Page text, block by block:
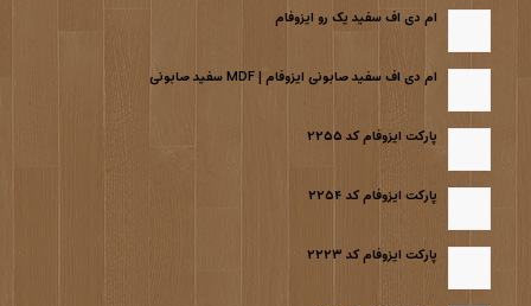
ام دی اف سفید یک رو ایزوفام
ام دی اف سفید صابونی ایزوفام | MDF سفید صابونی
پارکت ایزوفام کد ۲۲۵۵
پارکت ایزوفام کد ۲۲۵۴
پارکت ایزوفام کد ۲۲۲۳